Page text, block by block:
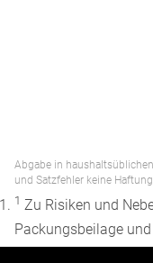
Abgabe in
und Satzfehler keine
1 Zu Risiken und
Packungsbeilage